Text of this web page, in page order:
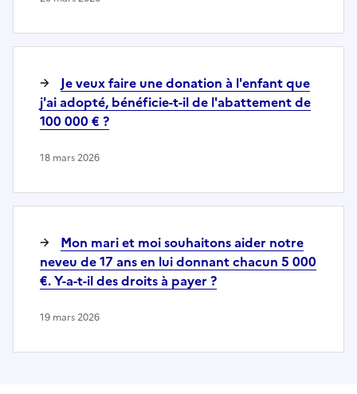
Je veux faire une donation à l'enfant que
j'ai adopté, bénéficie-t-il de l'abattement de
100 000 € ?
18 mars 2026
Mon mari et moi souhaitons aider notre
neveu de 17 ans en lui donnant chacun 5 000
€. Y-a-t-il des droits à payer ?
19 mars 2026